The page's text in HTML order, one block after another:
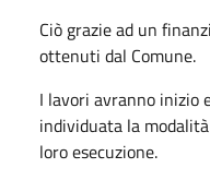
Ciò grazie ad un
ottenuti dal Comune.
I lavori avranno inizio
individuata la
loro esecuzione.